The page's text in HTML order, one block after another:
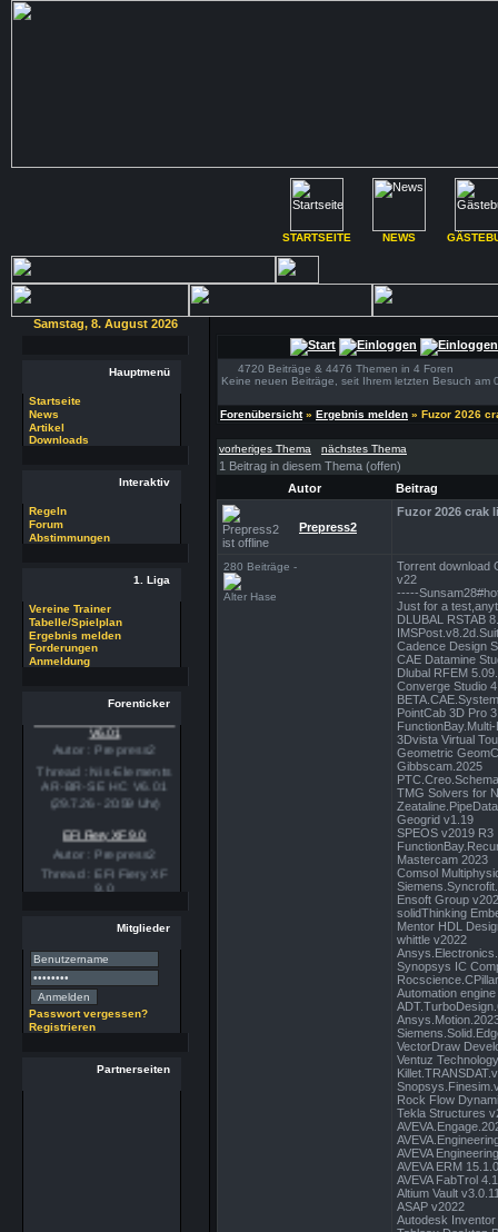
STARTSEITE NEWS
Samstag, 8. August 2026
Hauptmenü
Startseite
News
Artikel
Downloads
Interaktiv
Regeln
Forum
Abstimmungen
1. Liga
Vereine Trainer
Tabelle/Spielplan
Ergebnis melden
Forderungen
Anmeldung
Forenticker
V6.01
Autor : Prepress2
Thread : Nis-Elements
AR-BR-SE HC V6.01
(29.7.26 - 20:59 Uhr)
EFI Fiery XF 9.0
Autor : Prepress2
Thread : EFI Fiery XF
9.0
PSSE 36.3.1
Autor : Prepress2
Thread : PSSE 36.3.1
(29.7.26 - 20:58 Uhr)
29 RSoft v2025
v2025
Mitglieder
Passwort vergessen?
Registrieren
Partnerseiten
4720 Beiträge & 4476 Themen in 4 Foren
Keine neuen Beiträge, seit Ihrem letzten Besuch am
Forenübersicht» Ergebnis melden » Fuzor 2026
vorheriges Thema nächstes Thema
1 Beitrag in diesem Thema (offen)
Autor
Beitrag
Prepress2
Fuzor 2026 crak
280 Beiträge -
Alter Hase
Torrent download
v22
-----
Just for a
DLUBAL RSTAB
Cadence Design
CAE Datamine
Dlubal RFEM
Converge Studio
PointCab 3D Pro
3Dvista Virtual
Geometric
Gibbscam.2025
TMG Solvers for
Geogrid v1.19
SPEOS v2019 R3
Mastercam 2023
Comsol
Ensoft Group
solidThinking
Mentor HDL
whittle v2022
Synopsys IC
Automation
VectorDraw
Ventuz
Rock Flow
Tekla Structures
AVEVA
AVEVA ERM
AVEVA FabTrol
Altium Vault
ASAP v2022
Autodesk